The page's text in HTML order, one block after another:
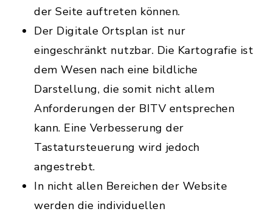
der Seite auftreten können.
Der Digitale Ortsplan ist nur
eingeschränkt nutzbar. Die Kartografie ist
dem Wesen nach eine bildliche
Darstellung, die somit nicht allem
Anforderungen der BITV entsprechen
kann. Eine Verbesserung der
Tastatursteuerung wird jedoch
angestrebt.
In nicht allen Bereichen der Website
werden die individuellen